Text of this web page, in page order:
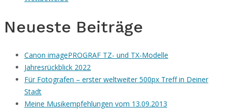
Neueste Beiträge
Canon imagePROGRAF TZ- und TX-Modelle
Jahresrückblick 2022
Für Fotografen – erster weltweiter 500px Treff in Deiner
Stadt
Meine Musikempfehlungen vom 13.09.2013